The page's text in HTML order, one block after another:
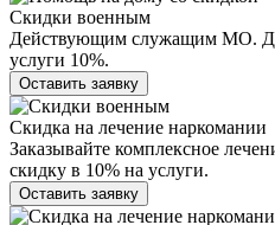
Скидки военным
Действующим служащим МО.
услуги 10%.
Оставить заявку
Скидка на лечение наркомании
Заказывайте комплексное
скидку в 10% на услуги.
Оставить заявку